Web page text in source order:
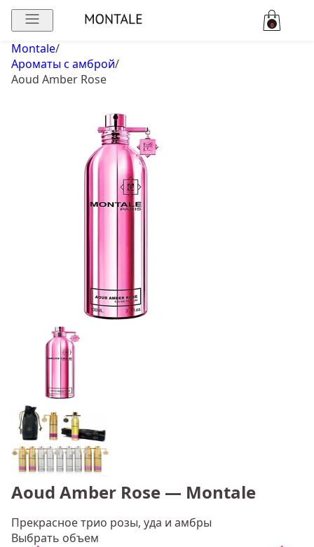
0
Montale/
Ароматы с амброй/
Aoud Amber Rose
Aoud Amber Rose — Montale
Прекрасное трио розы, уда и амбры
Выбрать объем